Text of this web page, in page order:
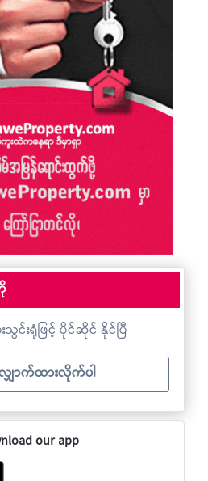
င်းရုံဖြင့် ပိုင်ဆိုင် နိုင်ပြီ
ောက်ထားလိုက်ပါ
our app